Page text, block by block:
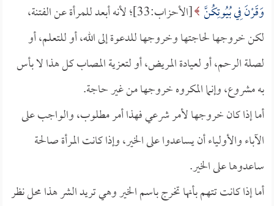
وَقَرْنَ فِي بُيُوتِكُنَّ
[الأحزاب:33]؛ لأنه أبعد للمرأة عن الفتنة،
لكن خروجها لحاجتها وخروجها للدعوة إلى الله، أو للتعلم، أو
لصلة الرحم، أو لعيادة المريض، أو لتعزية المصاب كل هذا لا بأس
به مشروع، وإنما المكروه خروجها من غير حاجة.
أما إذا كان خروجها لأمر شرعي فهذا أمر مطلوب، والواجب على
الآباء والأولياء أن يساعدوا على الخير، وإذا كانت المرأة صالحة
ساعدوها على الخير.
أما إذا كانت تتهم بأنها تخرج باسم الخير وهي تريد الشر هذا محل نظر